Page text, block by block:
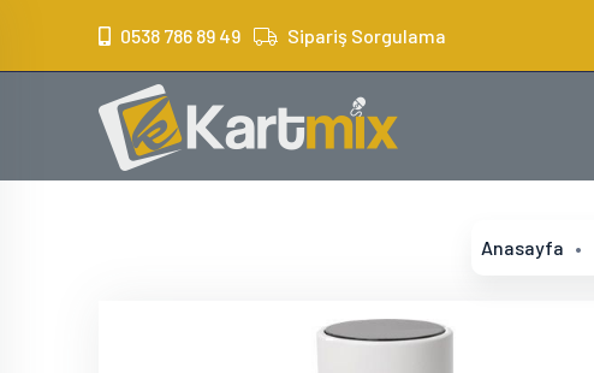
0538 786 89 49 Sipariş Sorgulama
Anasayfa